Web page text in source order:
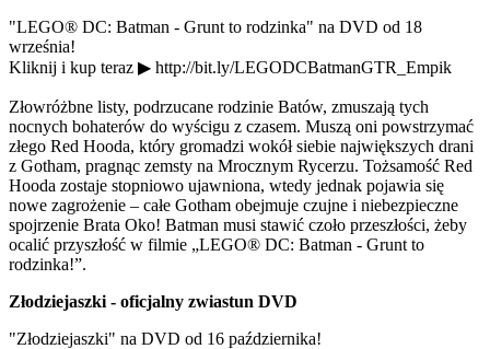
"LEGO® DC: Batman - Grunt to rodzinka" na DVD od 18
września!
Kliknij i kup teraz ▶ http://bit.ly/LEGODCBatmanGTR_Empik
Złowróżbne listy, podrzucane rodzinie Batów, zmuszają tych
nocnych bohaterów do wyścigu z czasem. Muszą oni powstrzymać
złego Red Hooda, który gromadzi wokół siebie największych drani
z Gotham, pragnąc zemsty na Mrocznym Rycerzu. Tożsamość Red
Hooda zostaje stopniowo ujawniona, wtedy jednak pojawia się
nowe zagrożenie – całe Gotham obejmuje czujne i niebezpieczne
spojrzenie Brata Oko! Batman musi stawić czoło przeszłości, żeby
ocalić przyszłość w filmie „LEGO® DC: Batman - Grunt to
rodzinka!”.
Złodziejaszki - oficjalny zwiastun DVD
"Złodziejaszki" na DVD od 16 października!